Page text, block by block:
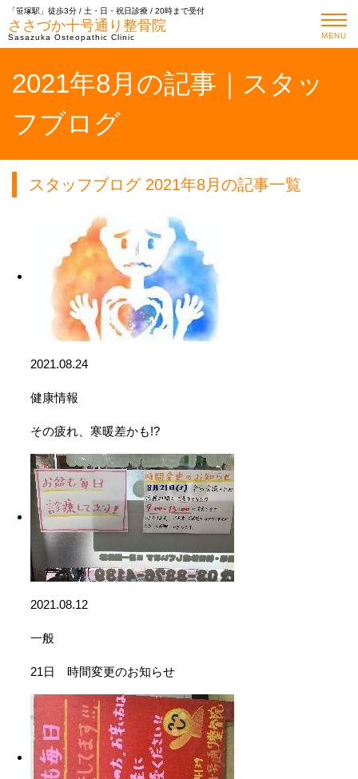
「笹塚駅」徒歩3分 / 土・日・祝日診療 / 20時まで受付
ささづか十号通り整骨院
Sasazuka Osteopathic Clinic MENU
2021年8月の記事｜スタッ
フブログ
スタッフブログ 2021年8月の記事一覧
2021.08.24
健康情報
その疲れ、寒暖差かも!?
2021.08.12
一般
21日 時間変更のお知らせ